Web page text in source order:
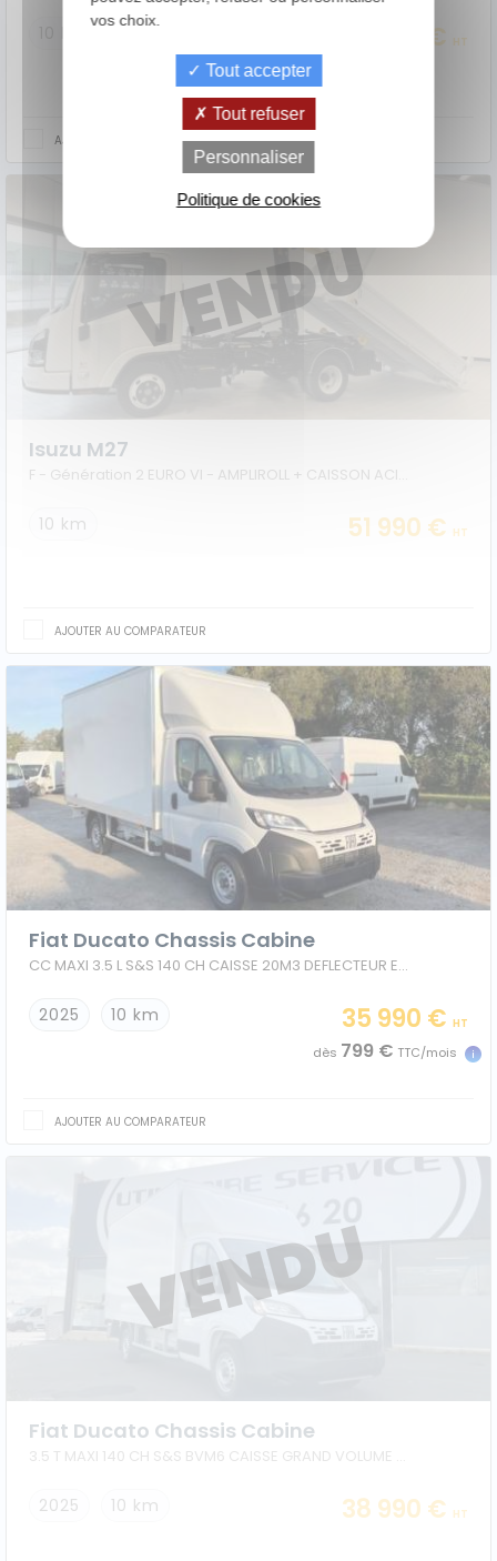
de
votreLe crédit
classique
29 990 € HT
AJOUTER AU COMPARATEUR
Isuzu M27
10 km 51 990 € HT
AJOUTER AU COMPARATEUR
Fiat Ducato Chassis Cabine
CC MAXI 3.5 L S&S 140 CH CAISSE 20M3 DEFLECTEUR ESCALIER
2025 10 km 35 990 € HT
dès 799 € TTC/mois
AJOUTER AU COMPARATEUR
Fiat Ducato Chassis Cabine
2025 10 km 38 990 € HT
vos choix.
Tout accepter
Tout refuser
Personnaliser
Politique de cookies